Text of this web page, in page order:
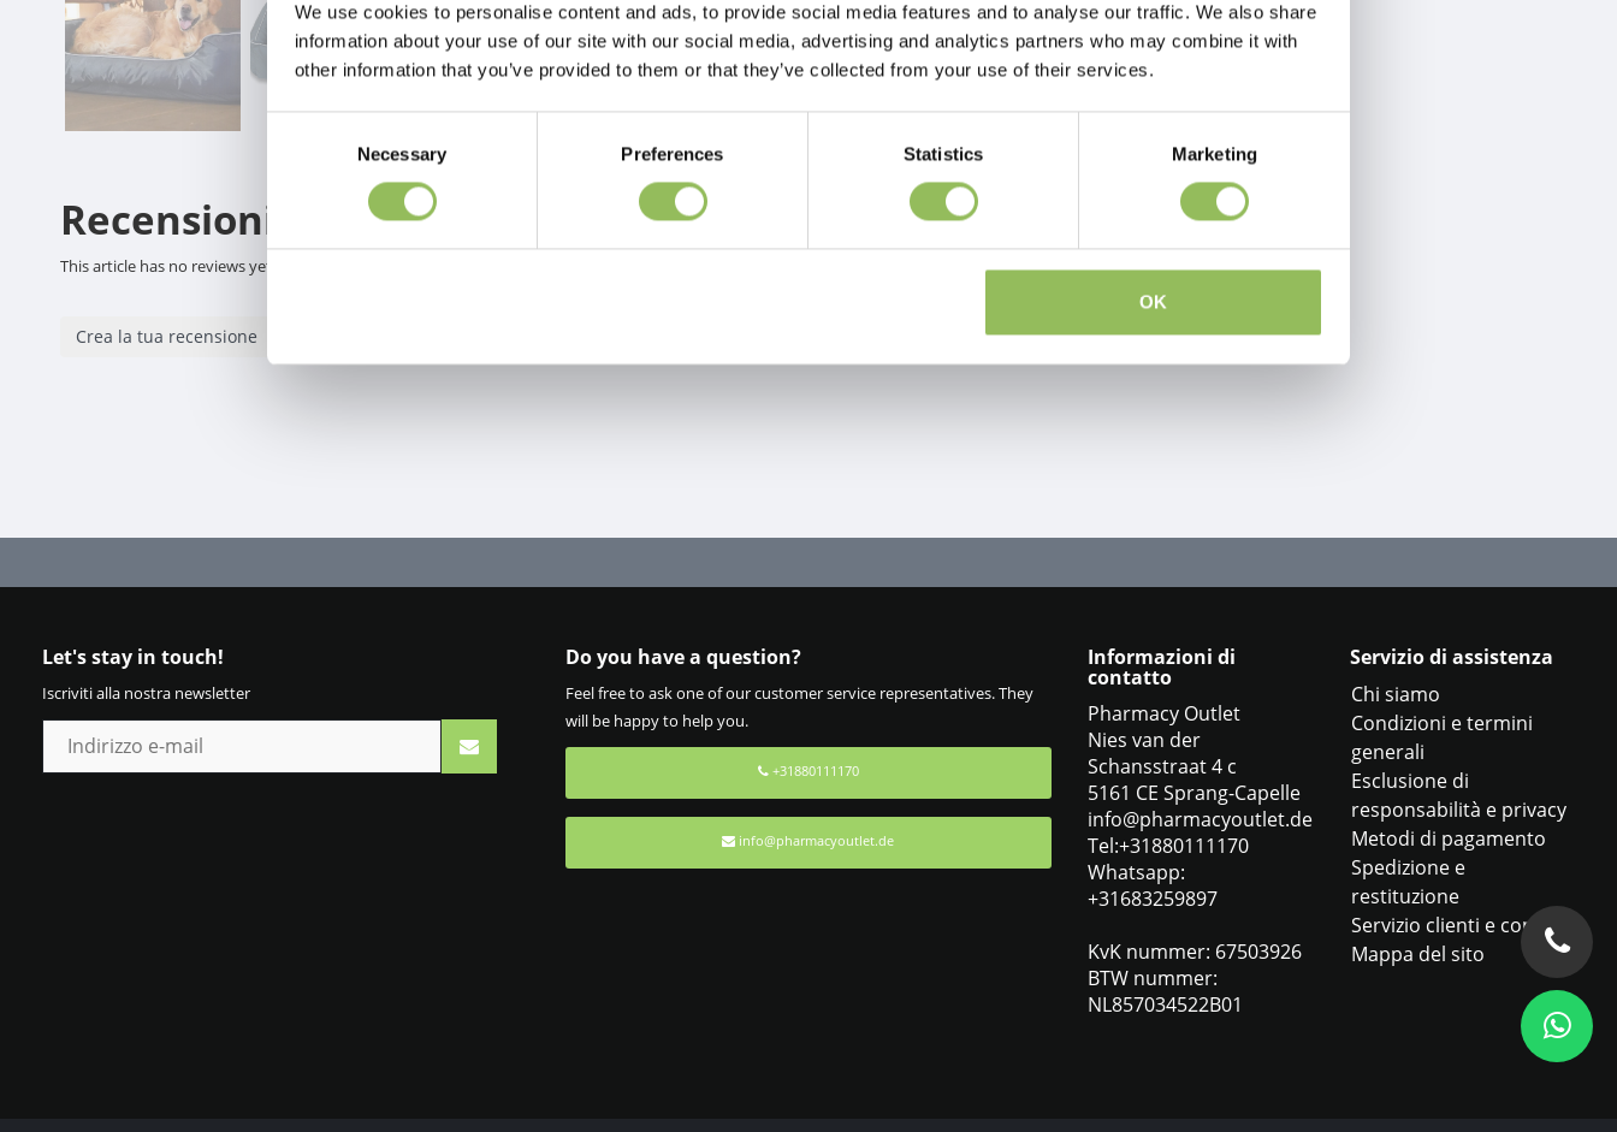
We use cookies to personalise content and ads, to provide social media features and to analyse our traffic. We also share
information about your use of our site with our social media, advertising and analytics partners who may combine it with
other information that you’ve provided to them or that they’ve collected from your use of their services.
Necessary Preferences Statistics Marketing
OK
Recensioni
This article has no reviews yet
Crea la tua recensione
Let's stay in touch!
Iscriviti alla nostra newsletter
Do you have a question?
Feel free to ask one of our customer service representatives. They
will be happy to help you.
+31880111170
info@pharmacyoutlet.de
Informazioni di
contatto
Pharmacy Outlet
Nies van der
Schansstraat 4 c
5161 CE Sprang-Capelle
info@pharmacyoutlet.de
Tel:+31880111170
Whatsapp:
+31683259897
KvK nummer: 67503926
BTW nummer:
NL857034522B01
Servizio di assistenza
Chi siamo
Condizioni e termini
generali
Esclusione di
responsabilità e privacy
Metodi di pagamento
Spedizione e
restituzione
Servizio clienti e contatti
Mappa del sito